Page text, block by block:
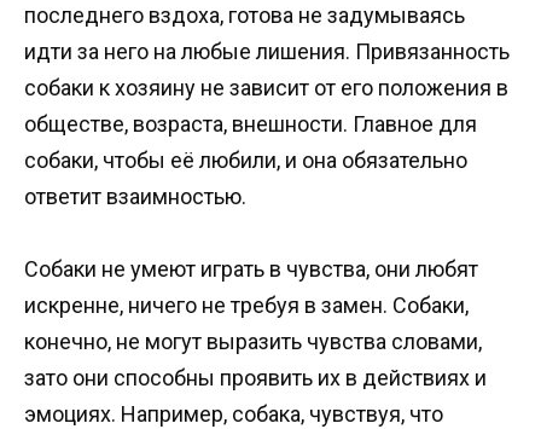
последнего вздоха, готова не задумываясь
идти за него на любые лишения. Привязанность
собаки к хозяину не зависит от его положения в
обществе, возраста, внешности. Главное для
собаки, чтобы её любили, и она обязательно
ответит взаимностью.
Собаки не умеют играть в чувства, они любят
искренне, ничего не требуя в замен. Собаки,
конечно, не могут выразить чувства словами,
зато они способны проявить их в действиях и
эмоциях. Например, собака, чувствуя, что